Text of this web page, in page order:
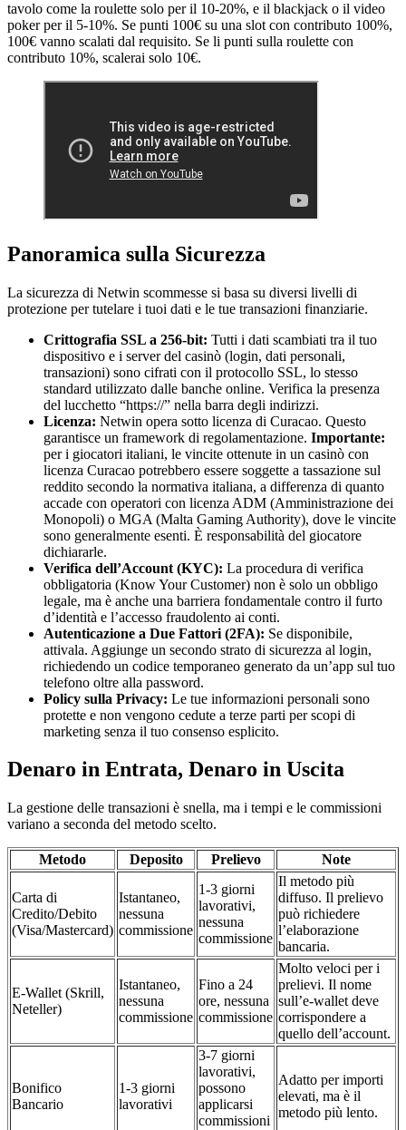
tavolo come la roulette solo per il 10-20%, e il blackjack o il video
poker per il 5-10%. Se punti 100€ su una slot con contributo 100%,
100€ vanno scalati dal requisito. Se li punti sulla roulette con
contributo 10%, scalerai solo 10€.
Panoramica sulla Sicurezza
La sicurezza di Netwin scommesse si basa su diversi livelli di
protezione per tutelare i tuoi dati e le tue transazioni finanziarie.
Crittografia SSL a 256-bit: Tutti i dati scambiati tra il tuo
dispositivo e i server del casinò (login, dati personali,
transazioni) sono cifrati con il protocollo SSL, lo stesso
standard utilizzato dalle banche online. Verifica la presenza
del lucchetto “https://” nella barra degli indirizzi.
Licenza: Netwin opera sotto licenza di Curacao. Questo
garantisce un framework di regolamentazione. Importante:
per i giocatori italiani, le vincite ottenute in un casinò con
licenza Curacao potrebbero essere soggette a tassazione sul
reddito secondo la normativa italiana, a differenza di quanto
accade con operatori con licenza ADM (Amministrazione dei
Monopoli) o MGA (Malta Gaming Authority), dove le vincite
sono generalmente esenti. È responsabilità del giocatore
dichiararle.
Verifica dell’Account (KYC): La procedura di verifica
obbligatoria (Know Your Customer) non è solo un obbligo
legale, ma è anche una barriera fondamentale contro il furto
d’identità e l’accesso fraudolento ai conti.
Autenticazione a Due Fattori (2FA): Se disponibile,
attivala. Aggiunge un secondo strato di sicurezza al login,
richiedendo un codice temporaneo generato da un’app sul tuo
telefono oltre alla password.
Policy sulla Privacy: Le tue informazioni personali sono
protette e non vengono cedute a terze parti per scopi di
marketing senza il tuo consenso esplicito.
Denaro in Entrata, Denaro in Uscita
La gestione delle transazioni è snella, ma i tempi e le commissioni
variano a seconda del metodo scelto.
Metodo Deposito Prelievo Note
Carta di
Credito/Debito
(Visa/Mastercard)
Istantaneo,
nessuna
commissione
1-3 giorni
lavorativi,
nessuna
commissione
Il metodo più
diffuso. Il prelievo
può richiedere
l’elaborazione
bancaria.
E-Wallet (Skrill,
Neteller)
Istantaneo,
nessuna
commissione
Fino a 24
ore, nessuna
commissione
Molto veloci per i
prelievi. Il nome
sull’e-wallet deve
corrispondere a
quello dell’account.
Bonifico
Bancario
1-3 giorni
lavorativi
3-7 giorni
lavorativi,
possono
applicarsi
commissioni
Adatto per importi
elevati, ma è il
metodo più lento.